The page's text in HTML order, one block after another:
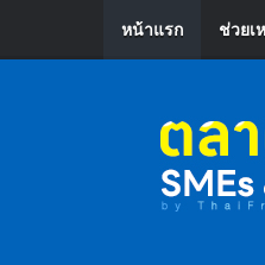
หน้าแรก ช่วยเ